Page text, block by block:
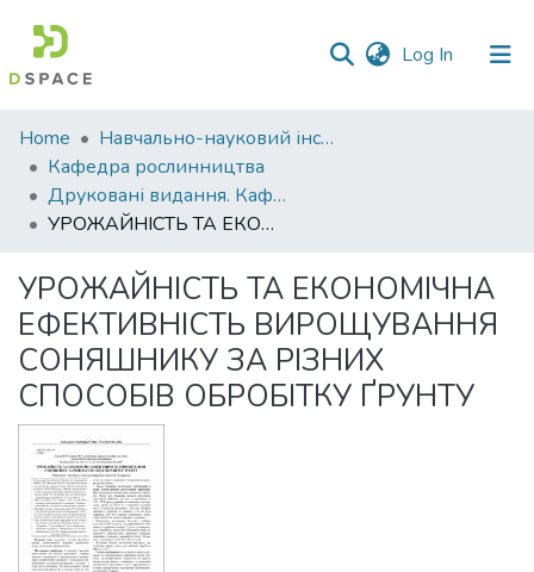
Log In (current)
Communities
&
Collections
All of DSpace
Statistics
Home
Навчально-науковий інститут агротехнологій, селекції та екології
Кафедра рослинництва
Друковані видання. Кафедра рослинництва
УРОЖАЙНІСТЬ ТА ЕКОНОМІЧНА ЕФЕКТИВНІСТЬ ВИРОЩУВАННЯ СОНЯШНИКУ ЗА РІЗНИХ СПОСОБІВ ОБРОБІТКУ ҐРУНТУ
УРОЖАЙНІСТЬ ТА ЕКОНОМІЧНА
ЕФЕКТИВНІСТЬ ВИРОЩУВАННЯ
СОНЯШНИКУ ЗА РІЗНИХ
СПОСОБІВ ОБРОБІТКУ ҐРУНТУ